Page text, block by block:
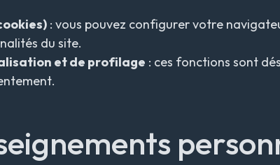
): vous pouvez configurer votre
du site.
et de profilage : ces fonctions sont